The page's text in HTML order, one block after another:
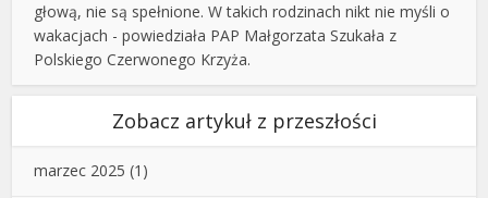
głową, nie są spełnione. W takich rodzinach nikt nie myśli o
wakacjach - powiedziała PAP Małgorzata Szukała z
Polskiego Czerwonego Krzyża.
Zobacz artykuł z przeszłości
marzec 2025 (1)